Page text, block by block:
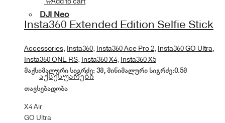
DJI Neo
აქსესუარები
Insta360 Extended Edition Selfie Stick
Accessories, Insta360, Insta360 Ace Pro 2, Insta360 GO Ultra,
Insta360 ONE RS, Insta360 X4, Insta360 X5
მაქსიმალური სიგრძე: 3მ, მინიმალური სიგრძე:0.5მ
თავსებადობა
X4 Air
GO Ultra